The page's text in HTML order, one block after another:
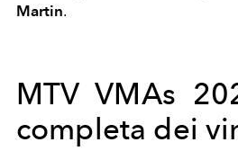
Martin.
MTV VMAs
completa dei